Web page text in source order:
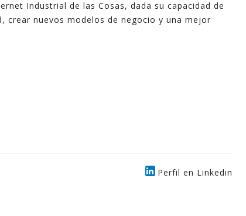
Industrial de las Cosas, dada su capacidad de
crear nuevos modelos de negocio y una mejor
Perfil en Linkedin